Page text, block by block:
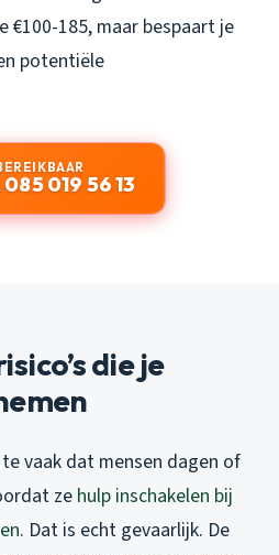
€100-185, maar bespaart je
potentiële
085 019 56 13
die je
vaak dat mensen dagen of
ze hulp inschakelen bij
. Dat is echt gevaarlijk. De